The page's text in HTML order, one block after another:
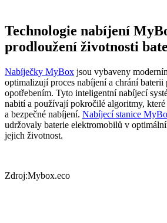
Technologie nabíjení
prodloužení životnosti
Nabíječky MyBox jsou vybaveny
optimalizují proces nabíjení a chrání baterii
opotřebením. Tyto inteligentní nabíjecí
nabití a používají pokročilé algoritmy,
a bezpečné nabíjení. Nabíjecí stanice
udržovaly baterie elektromobilů v
jejich životnost.
Zdroj:Mybox.eco